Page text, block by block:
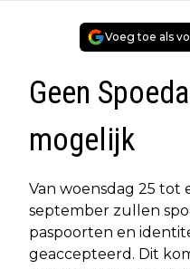
Voeg toe als
Geen
mogelijk
Van woensdag 25 tot
september zullen
paspoorten en
geaccepteerd. Dit